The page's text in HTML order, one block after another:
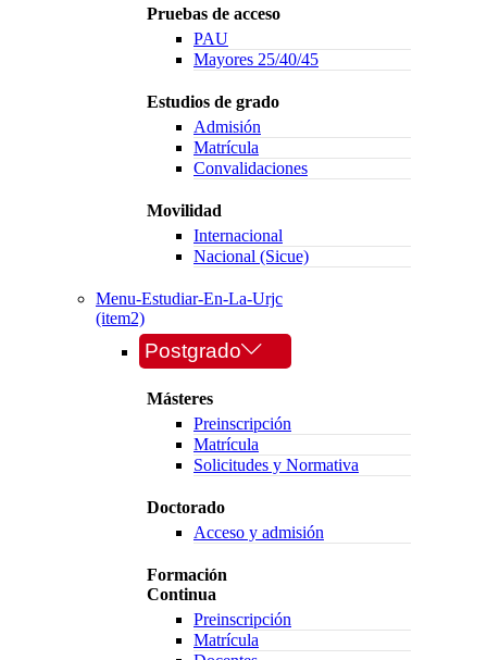
Pruebas de acceso
PAU
Mayores 25/40/45
Estudios de grado
Admisión
Matrícula
Convalidaciones
Movilidad
Internacional
Nacional (Sicue)
Menu-Estudiar-En-La-Urjc
(item2)
Postgrado
Másteres
Preinscripción
Matrícula
Solicitudes y Normativa
Doctorado
Acceso y admisión
Formación
Continua
Preinscripción
Matrícula